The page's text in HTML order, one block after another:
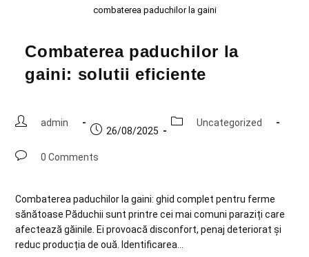
combaterea paduchilor la gaini
Combaterea paduchilor la
gaini: solutii eficiente
admin
26/08/2025
Uncategorized
0 Comments
Combaterea paduchilor la gaini: ghid complet pentru ferme
sănătoase Păduchii sunt printre cei mai comuni paraziți care
afectează găinile. Ei provoacă disconfort, penaj deteriorat și
reduc producția de ouă. Identificarea…